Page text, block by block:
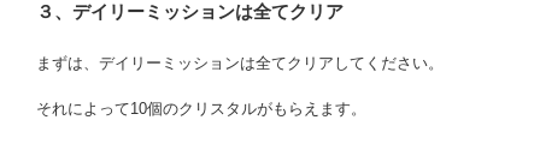
３、デイリーミッションは全てクリア
まずは、デイリーミッションは全てクリアしてください。
それによって10個のクリスタルがもらえます。